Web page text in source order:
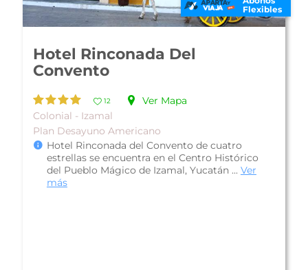
Flexibles
Hotel Misión Express Mérida
Altabrisa
11
Ver Mapa
Económico - Norte
Plan Desayuno Americano
Hotel Misión Express Mérida Altabrisa, es ideal
para que lo visites, ubicado en la zona de
Altabrisa, te permitirá acceder...Ver más